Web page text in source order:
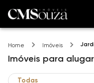
Home Imóveis
Imóveis para alugar